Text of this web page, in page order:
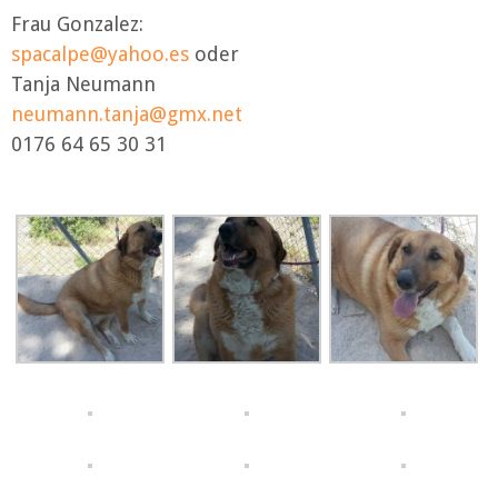
Frau Gonzalez:
spacalpe@yahoo.es oder
Tanja Neumann
neumann.tanja@gmx.net
0176 64 65 30 31